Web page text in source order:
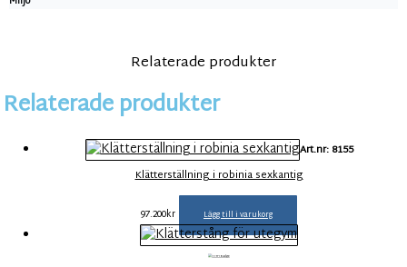
Relaterade produkter
Relaterade produkter
Art.nr: 8155
Klätterställning i robinia sexkantig
97.200kr Lägg till i varukorg